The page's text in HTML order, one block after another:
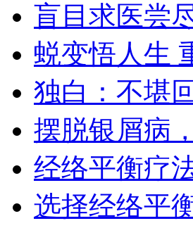
盲目求医尝
蜕变悟人生
独白：不堪
摆脱银屑病
经络平衡疗
选择经络平